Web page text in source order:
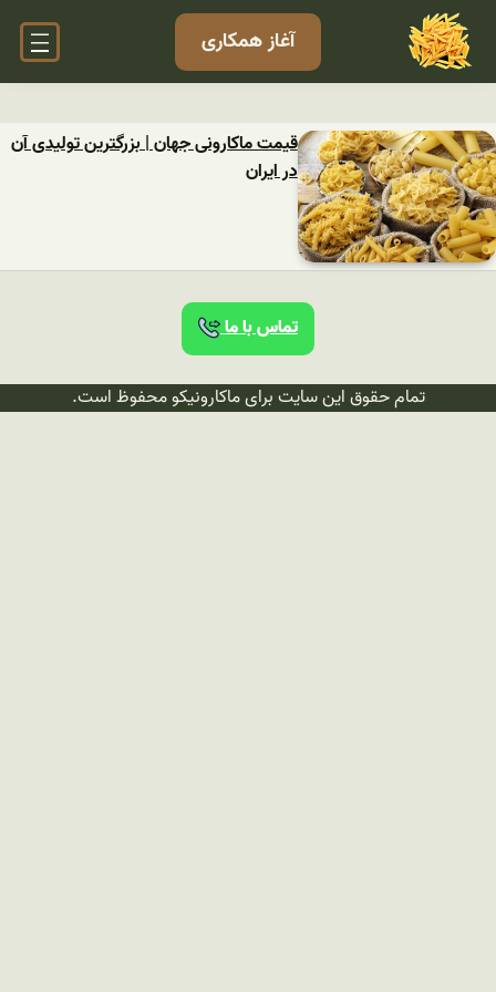
آغاز همکاری
قیمت ماکارونی جهان | بزرگترین تولیدی آن
در ایران
تماس با ما
تمام حقوق این سایت برای ماکارونیکو محفوظ است.